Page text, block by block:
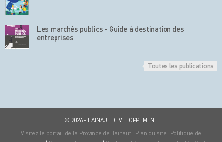
Les marchés publics - Guide à destination des
entreprises
Toutes les publications
© 2026 - HAINAUT DEVELOPPEMENT
Visitez le portail de la Province de Hainaut | Plan du site | Politique de